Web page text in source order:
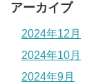
アーカイブ
2024年12月
2024年10月
2024年9月